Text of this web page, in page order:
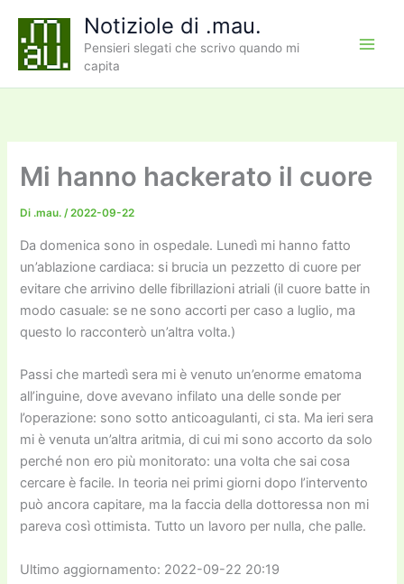
contenuto
Notiziole di .mau.
Pensieri slegati che scrivo quando mi
capita
Mi hanno hackerato il cuore
Di .mau./2022-09-22
Da domenica sono in ospedale. Lunedì mi hanno fatto
un’ablazione cardiaca: si brucia un pezzetto di cuore per
evitare che arrivino delle fibrillazioni atriali (il cuore batte in
modo casuale: se ne sono accorti per caso a luglio, ma
questo lo racconterò un’altra volta.)
Passi che martedì sera mi è venuto un’enorme ematoma
all’inguine, dove avevano infilato una delle sonde per
l’operazione: sono sotto anticoagulanti, ci sta. Ma ieri sera
mi è venuta un’altra aritmia, di cui mi sono accorto da solo
perché non ero più monitorato: una volta che sai cosa
cercare è facile. In teoria nei primi giorni dopo l’intervento
può ancora capitare, ma la faccia della dottoressa non mi
pareva così ottimista. Tutto un lavoro per nulla, che palle.
Ultimo aggiornamento: 2022-09-22 20:19